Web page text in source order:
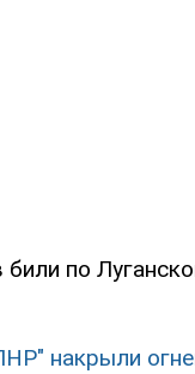
по
накрыли